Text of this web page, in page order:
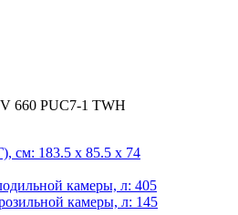
см: 183.5 х 85.5 х 74
камеры, л: 405
камеры, л: 145